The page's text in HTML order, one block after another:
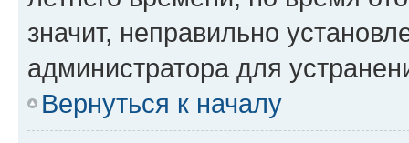
значит, неправильно
администратора для
Вернуться к началу